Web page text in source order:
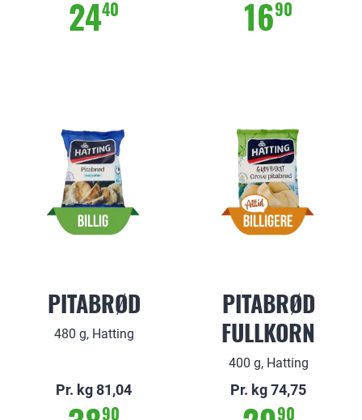
2440 1690
PITABRØD
480 g, Hatting
Pr. kg 81,04
90
PITABRØD
FULLKORN
400 g, Hatting
Pr. kg 74,75
90